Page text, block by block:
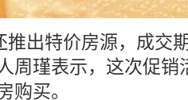
推出特价房源，成交
周瑾表示，这次促销
购买。